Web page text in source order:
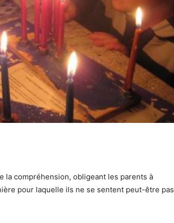
la compréhension, obligeant les parents à
pour laquelle ils ne se sentent peut-être pas